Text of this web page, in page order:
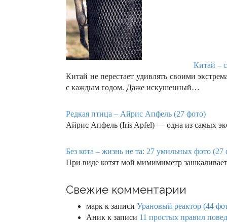
Китай –
Китай не перестает удивлять своими
с каждым годом. Даже искушенный…
Редкая птица – Айрис Апфель (27 фото)
Айрис Апфель (Iris Apfel) — одна из самых
Без кота – жизнь не та: 27 умильных фото (27
При виде котят мой мимимиметр
Свежие комментарии
марк к записи Урановый реактор (44
Аник к записи 11 простых правил